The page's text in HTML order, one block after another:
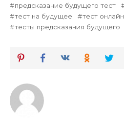
предсказание будущего тест
тест на будущее
тест онлайн
тесты предсказания будущего